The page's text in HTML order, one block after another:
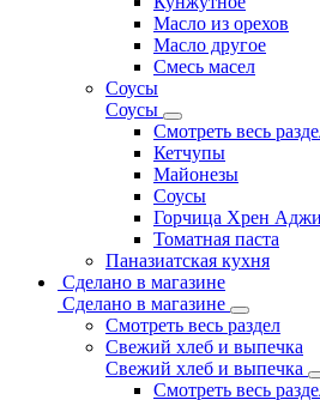
Масло из орехов
Масло другое
Смесь масел
Соусы
Соусы
Смотреть весь
Кетчупы
Майонезы
Соусы
Горчица Хрен
Томатная паста
Паназиатская кухня
Сделано в магазине
Сделано в магазине
Смотреть весь раздел
Свежий хлеб и выпечка
Свежий хлеб и выпечка
Смотреть весь